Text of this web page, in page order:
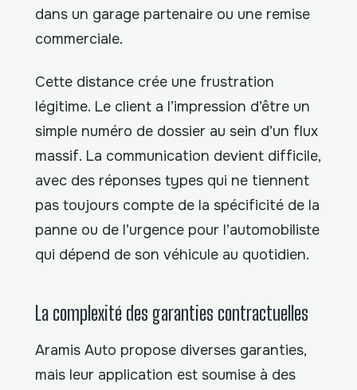
dans un garage partenaire ou une remise
commerciale.
Cette distance crée une frustration
légitime. Le client a l’impression d’être un
simple numéro de dossier au sein d’un flux
massif. La communication devient difficile,
avec des réponses types qui ne tiennent
pas toujours compte de la spécificité de la
panne ou de l’urgence pour l’automobiliste
qui dépend de son véhicule au quotidien.
La complexité des garanties contractuelles
Aramis Auto propose diverses garanties,
mais leur application est soumise à des